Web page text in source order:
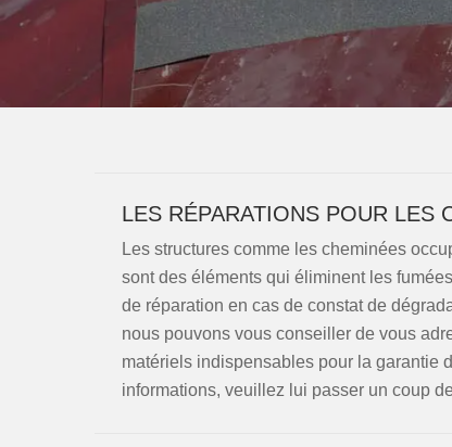
LES RÉPARATIONS POUR LES
Les structures comme les cheminées
sont des éléments qui éliminent les
de réparation en cas de constat de
nous pouvons vous conseiller de vous
matériels indispensables pour la garantie
informations, veuillez lui passer un coup